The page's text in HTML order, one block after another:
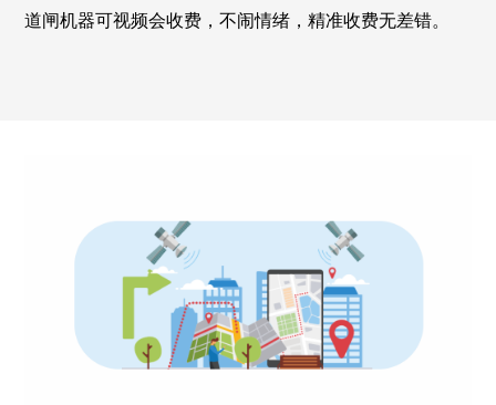
道闸机器可视频会收费，不闹情绪，精准收费无差错。